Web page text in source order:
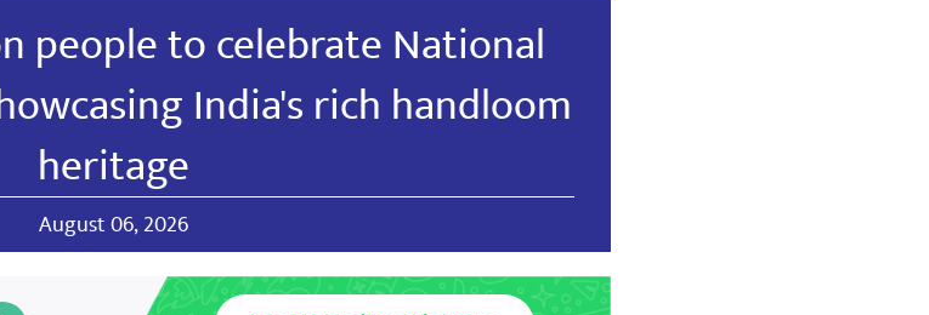
people to celebrate National
India's rich handloom
heritage
August 06, 2026